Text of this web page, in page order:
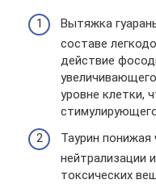
Вытяжка
составе
действие
уровне клетки,
Таурин понижая
нейтрализации
токсических